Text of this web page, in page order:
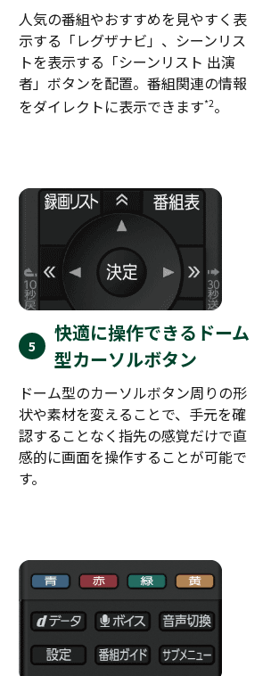
人気の番組やおすすめを見やすく表
示する「レグザナビ」、シーンリス
トを表示する「シーンリスト 出演
者」ボタンを配置。番組関連の情報
をダイレクトに表示できます*2。
快適に操作できるドーム
型カーソルボタン
ドーム型のカーソルボタン周りの形
状や素材を変えることで、手元を確
認することなく指先の感覚だけで直
感的に画面を操作することが可能で
す。